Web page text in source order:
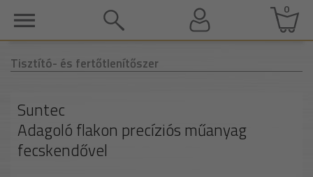
0
Tisztító- és fertőtlenítőszer
Suntec
Adagoló flakon precíziós műanyag
fecskendővel